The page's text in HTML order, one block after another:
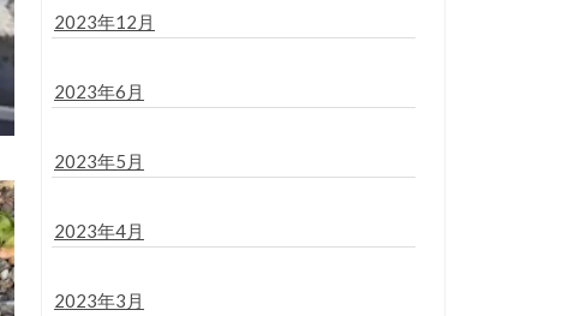
2023年12月
2023年6月
2023年5月
2023年4月
2023年3月